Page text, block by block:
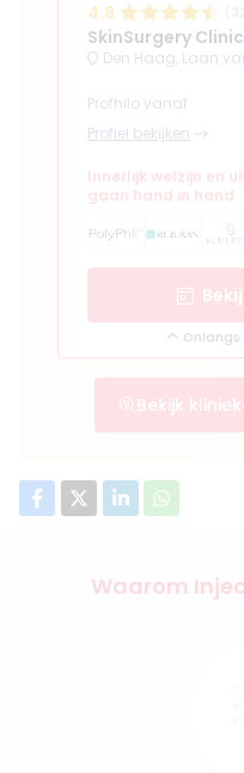
4.8
SkinSurgery
Den Haag, Laan
Profhilo vanaf
Profiel bekijken
Innerlijk welzijn en
gaan hand in hand
Onlangs
Bekijk
Waarom